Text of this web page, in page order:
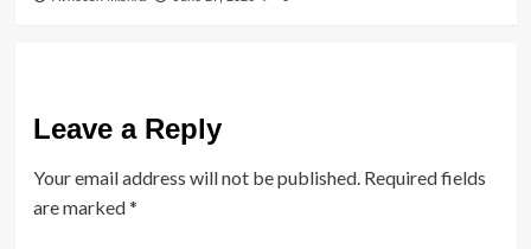
Leave a Reply
Your email address will not be published. Required fields
are marked*